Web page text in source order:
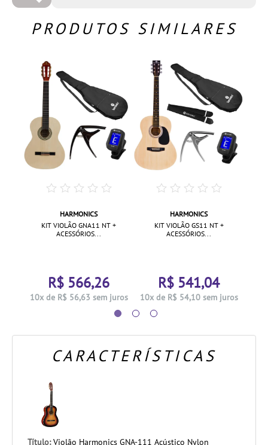
PRODUTOS SIMILARES
HARMONICS
KIT VIOLÃO GNA11 NT +
ACESSÓRIOS...
R$ 566,26
10x de R$ 56,63 sem juros
HARMONICS
KIT VIOLÃO GS11 NT +
ACESSÓRIOS...
R$ 541,04
10x de R$ 54,10 sem juros
CARACTERÍSTICAS
Título:Violão Harmonics GNA-111 Acústico Nylon